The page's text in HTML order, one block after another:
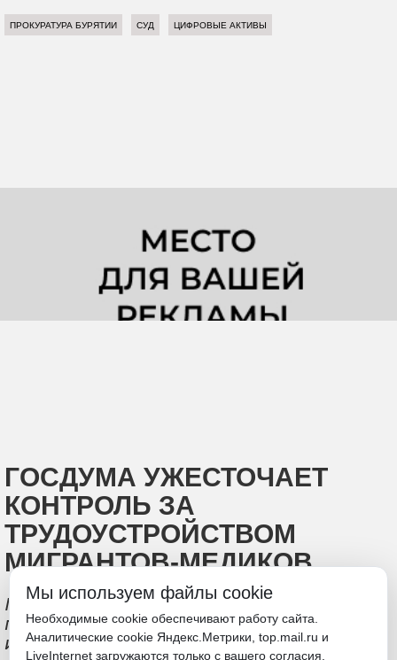
ПРОКУРАТУРА БУРЯТИИ СУД ЦИФРОВЫЕ АКТИВЫ
ГОСДУМА УЖЕСТОЧАЕТ
КОНТРОЛЬ ЗА
ТРУДОУСТРОЙСТВОМ
МИГРАНТОВ-МЕДИКОВ
Парламент намерен сократить
перечень профессий, по которым
иностранцы могут работать вне квот
Мы используем файлы cookie
Необходимые cookie обеспечивают работу сайта.
Аналитические cookie Яндекс.Метрики, top.mail.ru и
LiveInternet загружаются только с вашего согласия.